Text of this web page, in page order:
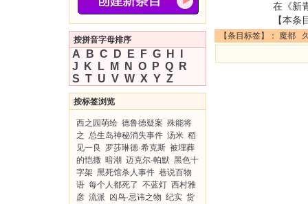
按拼音字母排序
A B C D E F G H
J
K L M N O P Q
R
S T U V W X Y Z
按标签浏览
西之园萌绘 德鲁德疑案 殊能将
之 总生岛神秘消失事件 汤米 稻
见一良
罗莎琳德·希克斯 被埋葬
的恺撒 暗潮 迈克尔·帕默 黑色十
字架 黑死馆杀人事件 巷说百物
语 每个人都死了 不蓝灯 西村雅
彦 流派 凶鸟·忌讳之物 纪实 货
在《新
【本条
【条目标签】： 魔都